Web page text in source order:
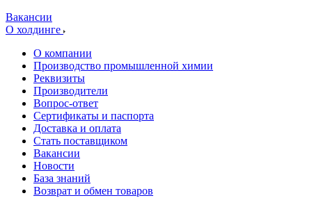
Вакансии
О холдинге
О компании
Производство промышленной химии
Реквизиты
Производители
Вопрос-ответ
Сертификаты и паспорта
Доставка и оплата
Стать поставщиком
Вакансии
Новости
База знаний
Возврат и обмен товаров